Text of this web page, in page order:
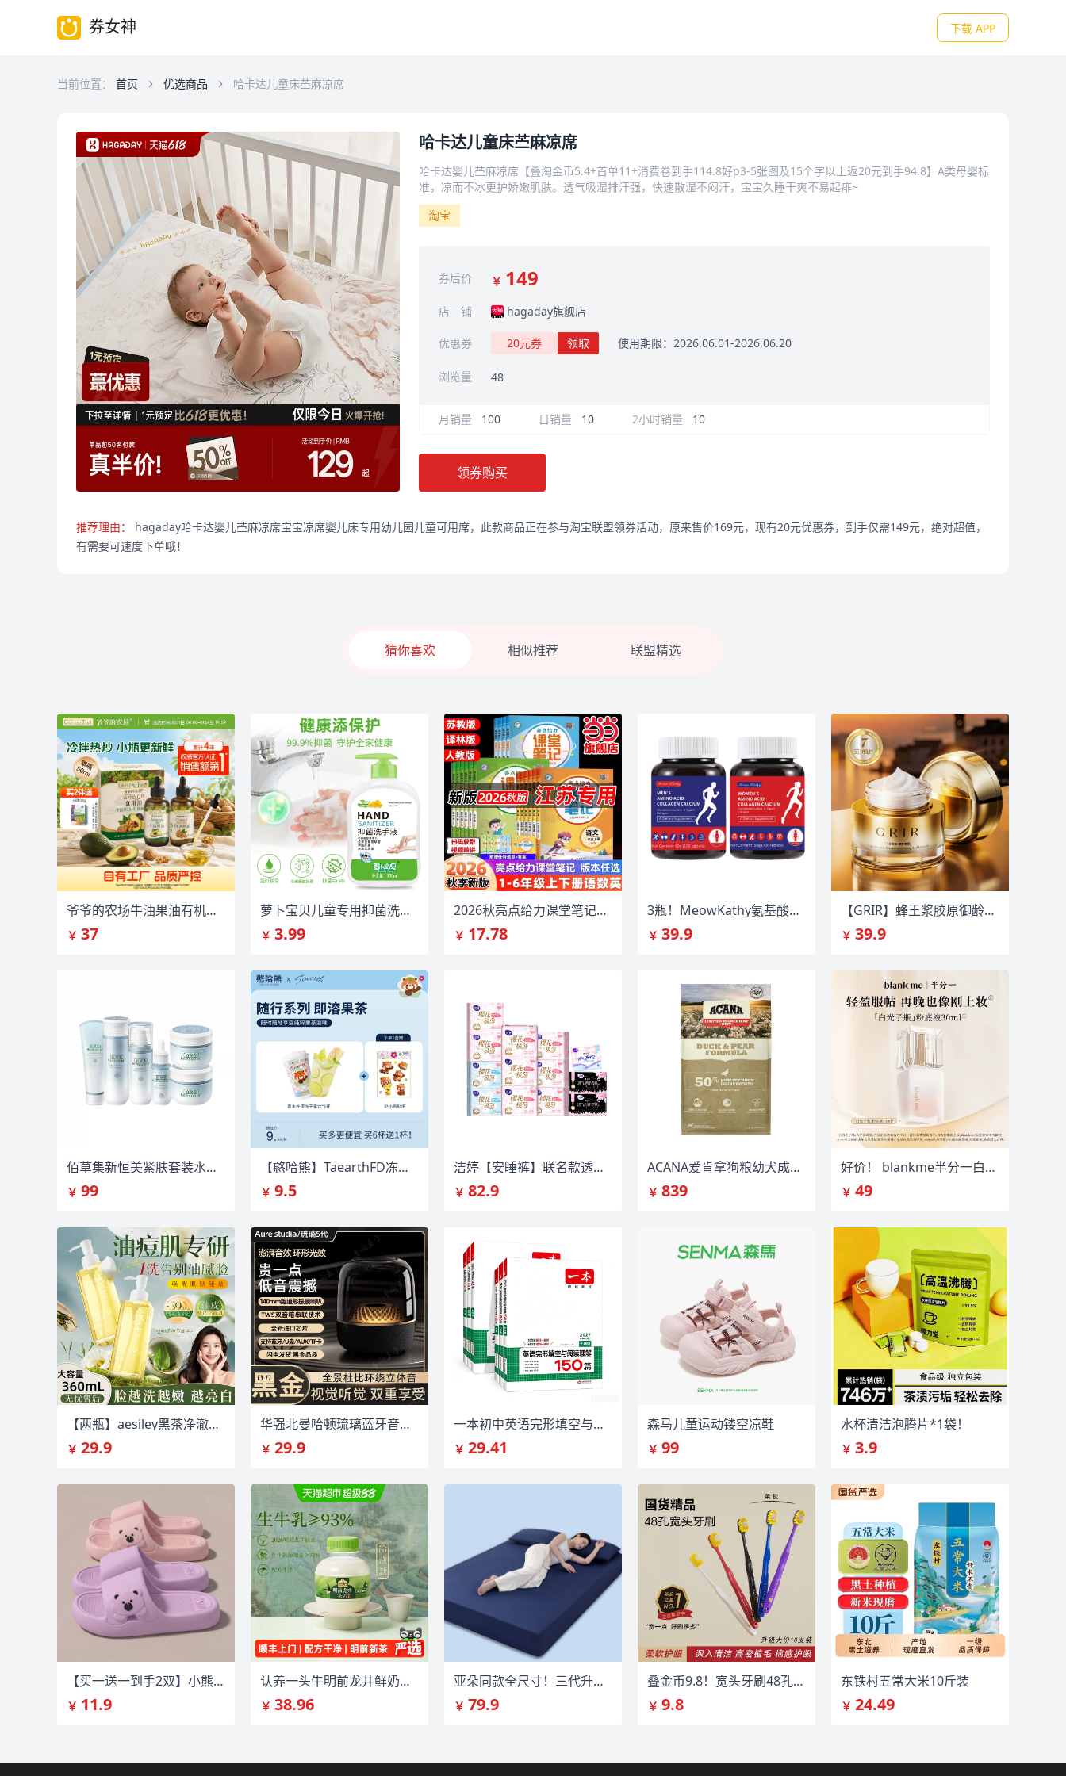
券女神 下载 APP
当前位置： 首页 优选商品 哈卡达儿童床苎麻凉席
哈卡达儿童床苎麻凉席
哈卡达婴儿苎麻凉席【叠淘金币5.4+首单11+消费卷到手114.8好p3-5张图及15个字以上返20元到手94.8】A类母婴标
准，凉而不冰更护娇嫩肌肤。透气吸湿排汗强，快速散湿不闷汗，宝宝久睡干爽不易起痱~
淘宝
券后价 ￥ 149
店 铺 hagaday旗舰店
优惠券 20元券 领取 使用期限：2026.06.01-2026.06.20
浏览量 48
月销量 100 日销量 10 2小时销量 10
领券购买
推荐理由：
hagaday哈卡达婴儿苎麻凉席宝宝凉席婴儿床专用幼儿园儿童可用席，此款商品正在参与淘宝联盟领券活动，原来售价169元，现有20元优惠券，到手仅需149元，绝对超值，
有需要可速度下单哦！
猜你喜欢 相似推荐 联盟精选
爷爷的农场牛油果油有机核桃油
￥ 37
萝卜宝贝儿童专用抑菌洗手液500g瓶装
￥ 3.99
2026秋亮点给力课堂笔记小学语数英同步教辅
￥ 17.78
3瓶！MeowKathy氨基酸骨胶原钙
￥ 39.9
【GRIR】蜂王浆胶原御龄抗皱紧致精华霜
￥ 39.9
佰草集新恒美紧肤套装水乳霜，拍2件
￥ 99
【憨哈熊】TaearthFD冻干水果茶块
￥ 9.5
洁婷【安睡裤】联名款透气u裤35条
￥ 82.9
ACANA爱肯拿狗粮幼犬成犬鸭肉梨狗粮11.4kg
￥ 839
好价！ blankme半分一白光子瓶粉底液
￥ 49
【两瓶】aesiley黑茶净澈舒润洁颜蜜卸妆油
￥ 29.9
华强北曼哈顿琉璃蓝牙音箱卡哈2026重低音
￥ 29.9
一本初中英语完形填空与阅读理解
￥ 29.41
森马儿童运动镂空凉鞋
￥ 99
水杯清洁泡腾片*1袋！
￥ 3.9
【买一送一到手2双】小熊卡通防滑速干拖鞋
￥ 11.9
认养一头牛明前龙井鲜奶牛乳茶200mlx10瓶
￥ 38.96
亚朵同款全尺寸！三代升级凉感丝夏被空调被
￥ 79.9
叠金币9.8！宽头牙刷48孔10支
￥ 9.8
东铁村五常大米10斤装
￥ 24.49